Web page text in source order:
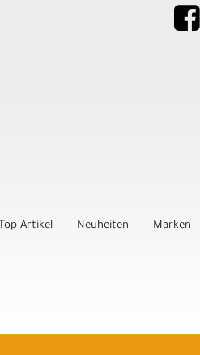
Top Artikel Neuheiten Marken